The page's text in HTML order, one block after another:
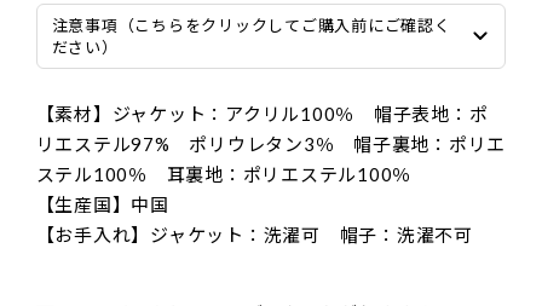
注意事項（こちらをクリックしてご購入前にご確認く
ださい）
【素材】ジャケット：アクリル100％ 帽子表地：ポ
リエステル97% ポリウレタン3％ 帽子裏地：ポリエ
ステル100％ 耳裏地：ポリエステル100％
【生産国】中国
【お手入れ】ジャケット：洗濯可 帽子：洗濯不可